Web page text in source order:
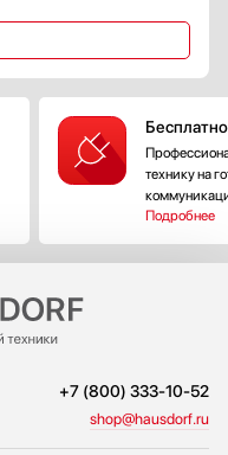
технику на
Подробнее
+7 (800) 333-10-52
shop@hausdorf.ru